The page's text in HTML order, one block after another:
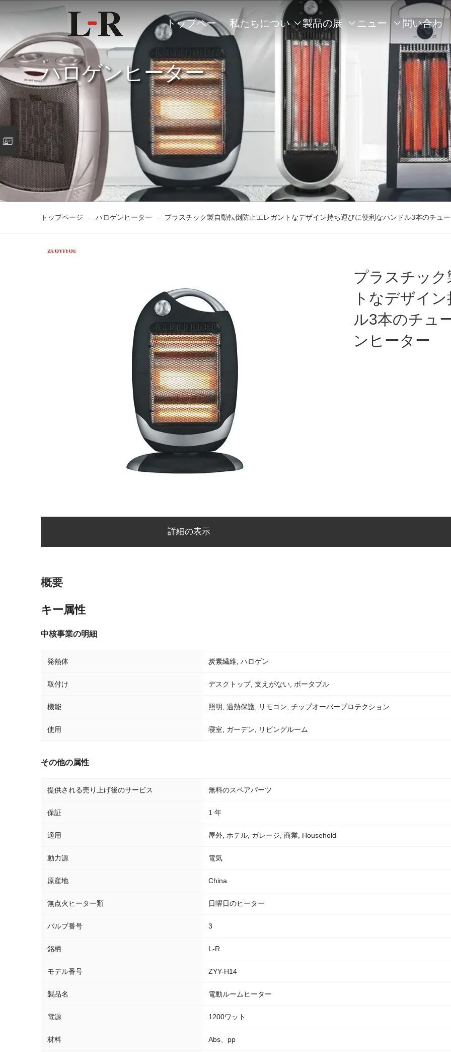
トップペー
ジ
私たちについ
て
 製品の展
示
 ニュー  問い合わ
せ
ハロゲンヒーター
トップページ - ハロゲンヒーター - プラスチック製自動転倒防止エレガントなデザイン持ち運びに便利なハンドル3本のチュ
プラスチック
トなデザイ
ル3本のチュ
ンヒーター
詳細の表示
概要
キー属性
中核事業の明細
発熱体 炭素繊維, ハロゲン
取付け デスクトップ, 支えがない, ポータブル
機能 照明, 過熱保護, リモコン, チップオーバープロテクション
使用 寝室, ガーデン, リビングルーム
その他の属性
提供される売り上げ後のサービス 無料のスペアパーツ
保証 1 年
適用 屋外, ホテル, ガレージ, 商業, Household
動力源 電気
原産地 China
無点火ヒーター類 日曜日のヒーター
バルブ番号 3
銘柄 L-R
モデル番号 ZYY-H14
製品名 電動ルームヒーター
電源 1200ワット
材料 Abs、pp